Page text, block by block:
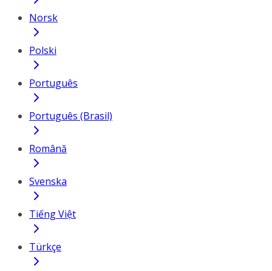
Norsk
Polski
Português
Português (Brasil)
Română
Svenska
Tiếng Việt
Türkçe